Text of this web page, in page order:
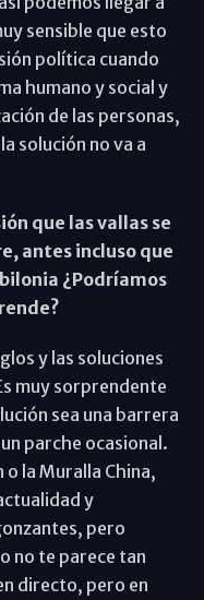
sensible que esto
política cuando
humano y social y
de las personas,
solución no va a
que las vallas se
antes incluso que
¿Podríamos
y las soluciones
muy sorprendente
sea una barrera
parche ocasional.
o la Muralla China,
y
pero
no te parece tan
directo, pero en